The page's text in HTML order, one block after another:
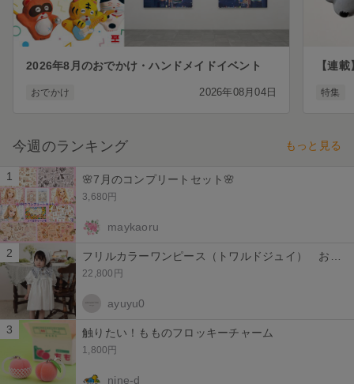
2026年8月のおでかけ・ハンドメイドイベント
おでかけ 2026年08月04日 特集
今週のランキング もっと見る
1
maykaoru
🌸7月のコンプリートセット🌸
3,680円
2
ayuyu0
22,800円
3
nine-d
触りたい！もものフロッキーチャーム
1,800円